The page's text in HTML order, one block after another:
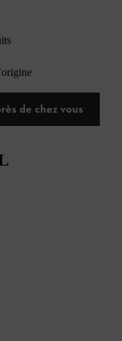
de chez vous